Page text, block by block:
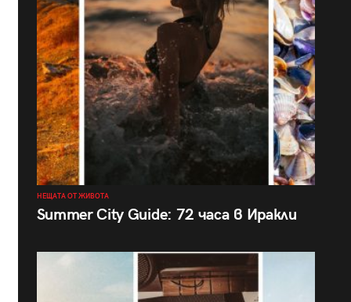
НЕЩАТА ОТ ЖИВОТА
Summer City Guide: 72 часа в Иракли